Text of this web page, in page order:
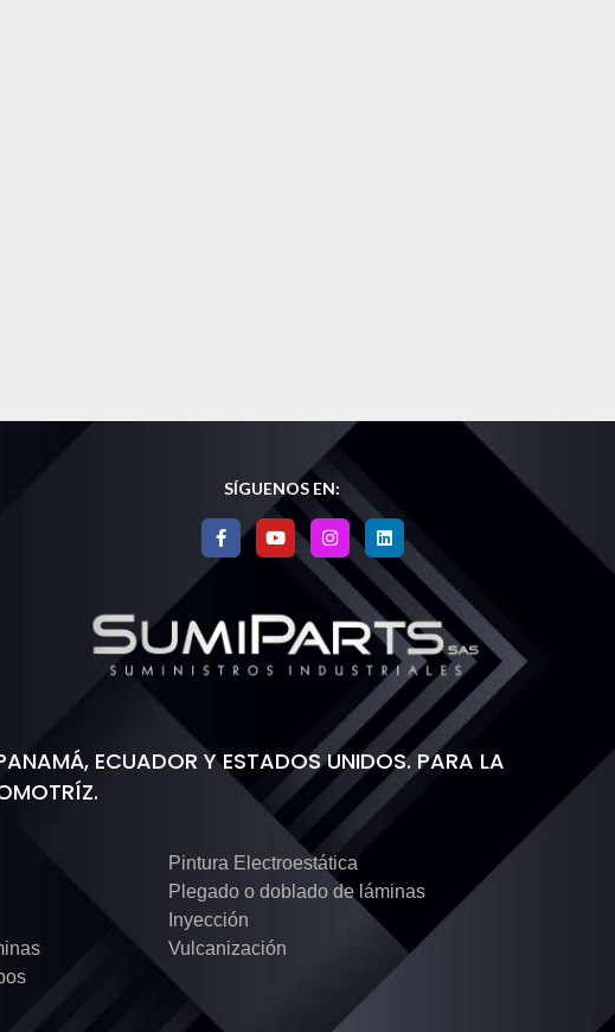
SÍGUENOS EN:
ECUADOR Y ESTADOS UNIDOS. PARA LA
Pintura Electroestática
Plegado o doblado de láminas
Inyección
Vulcanización